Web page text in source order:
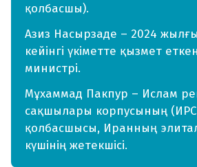
қолбасшы).
Азиз Насырзаде – 2024
кейінгі үкіметте қызмет
министрі.
Мұхаммад Пакпур – Ислам
сақшылары корпусының
қолбасшысы, Иранның
күшінің жетекшісі.